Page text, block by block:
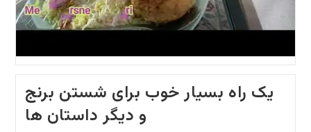
یک راه بسیار خوب برای شستن برنج
و دیگر داستان ها